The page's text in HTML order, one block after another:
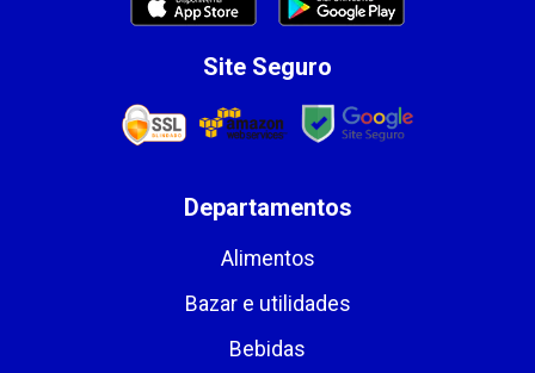
Site Seguro
Departamentos
Alimentos
Bazar e utilidades
Bebidas